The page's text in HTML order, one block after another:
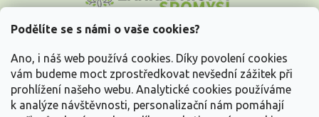
Podělíte se s námi o vaše cookies?
Ano, i náš web používá cookies. Díky povolení cookies
vám budeme moct zprostředkovat nevšední zážitek při
prohlížení našeho webu. Analytické cookies používáme
k analýze návštěvnosti, personalizační nám pomáhají
p
Vše o nákupu
Informace pro Vás